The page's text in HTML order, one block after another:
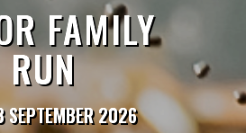
FAMILY
RUN
SEPTEMBER 2026